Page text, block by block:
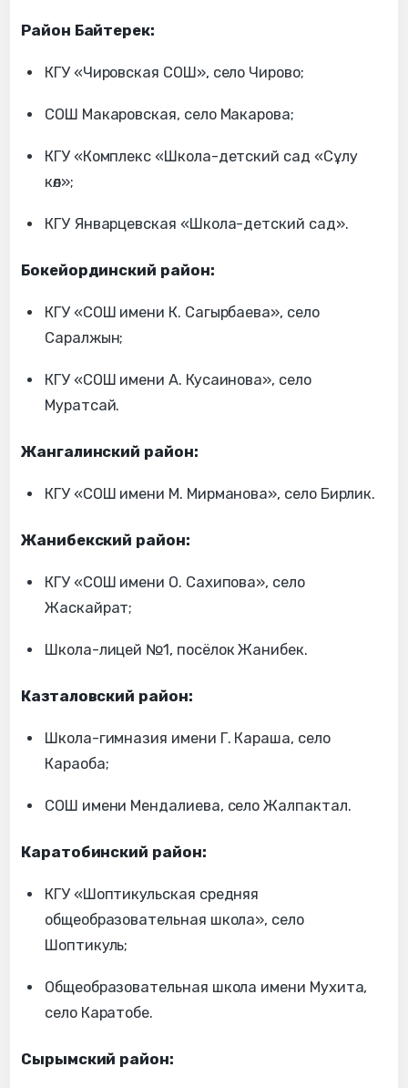
Район Байтерек:
КГУ «Чировская СОШ», село Чирово;
СОШ Макаровская, село Макарова;
КГУ «Комплекс «Школа-детский сад «Сұлу
көл»;
КГУ Январцевская «Школа-детский сад».
Бокейординский район:
КГУ «СОШ имени К. Сагырбаева», село
Саралжын;
КГУ «СОШ имени А. Кусаинова», село
Муратсай.
Жангалинский район:
КГУ «СОШ имени М. Мирманова», село Бирлик.
Жанибекский район:
КГУ «СОШ имени О. Сахипова», село
Жаскайрат;
Школа-лицей №1, посёлок Жанибек.
Казталовский район:
Школа-гимназия имени Г. Караша, село
Караоба;
СОШ имени Мендалиева, село Жалпактал.
Каратобинский район:
КГУ «Шоптикульская средняя
общеобразовательная школа», село
Шоптикуль;
Общеобразовательная школа имени Мухита,
село Каратобе.
Сырымский район: